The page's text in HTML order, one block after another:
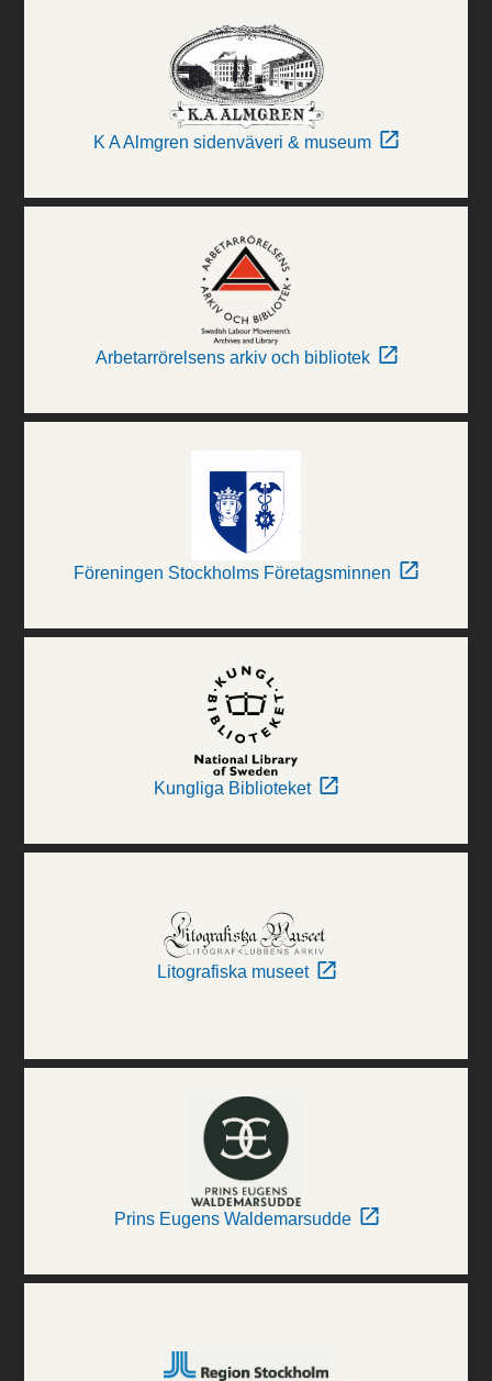
K A Almgren sidenväveri & museum
Arbetarrörelsens arkiv och bibliotek
Föreningen Stockholms Företagsminnen
Kungliga Biblioteket
Litografiska museet
Prins Eugens Waldemarsudde